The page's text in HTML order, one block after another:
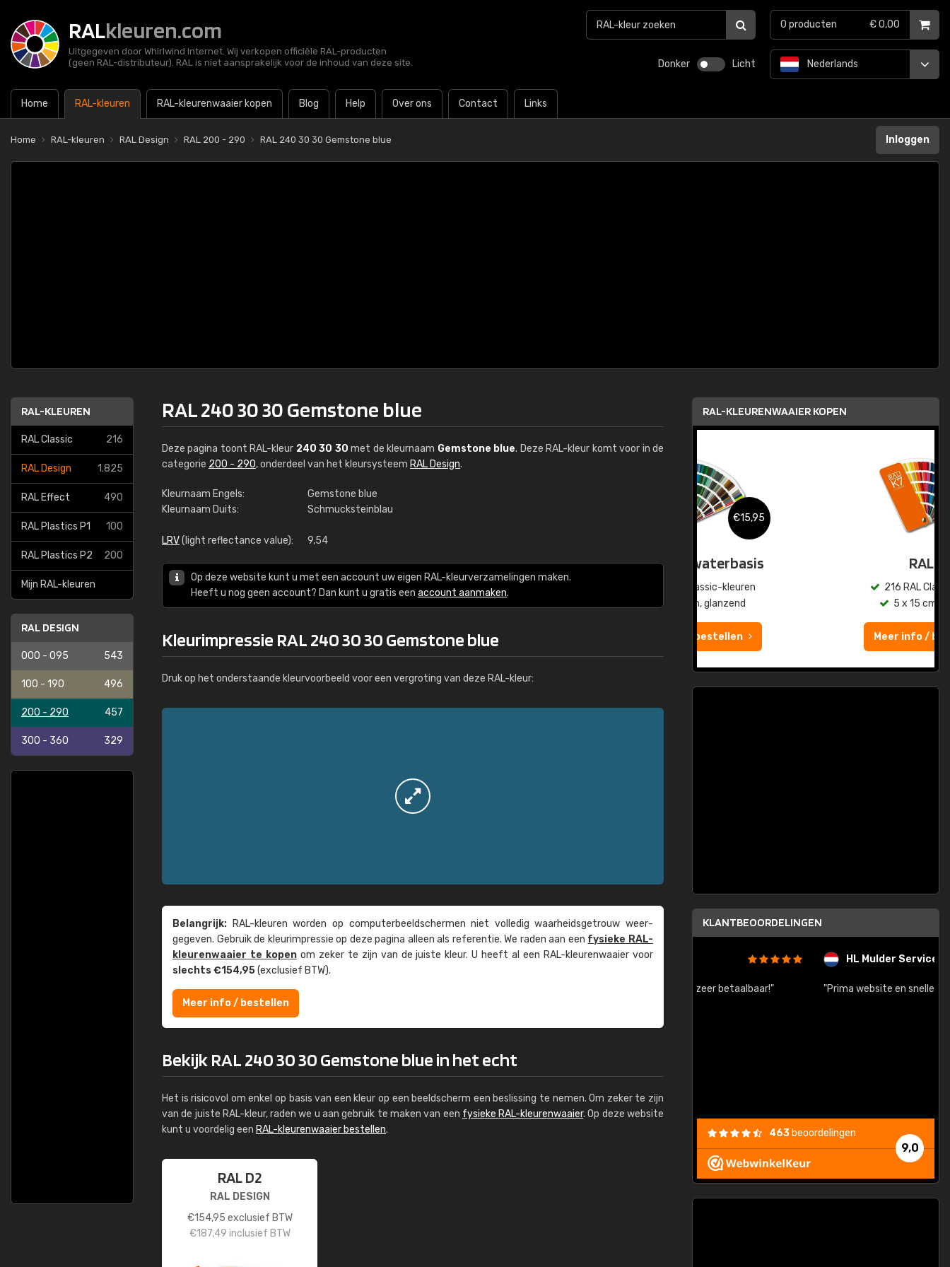
RALkleuren.com
Uitgegeven door Whirlwind Internet. Wij verkopen officiële RAL-producten
(geen RAL-distributeur). RAL is niet aansprakelijk voor de inhoud van deze site.
Donker Licht
Home RAL-kleuren RAL-kleurenwaaier kopen Blog Help Over ons Contact Links
Nederlands
0 producten € 0,00
Home RAL-kleuren RAL Design RAL 200 - 290 RAL 240 30 30 Gemstone blue Inloggen
RAL-KLEUREN
RAL Classic 216
RAL Design 1.825
RAL Effect 490
RAL Plastics P1 100
RAL Plastics P2 200
Mijn RAL-kleuren
RAL DESIGN
000 - 095 543
100 - 190 496
200 - 290 457
300 - 360 329
RAL 240 30 30 Gemstone blue
Deze pagina toont RAL-kleur 240 30 30 met de kleurnaam Gemstone blue. Deze RAL-kleur komt voor in de
categorie 200 - 290, onderdeel van het kleursysteem RAL Design.
Kleurnaam Engels:
Gemstone blue
Kleurnaam Duits:
Schmucksteinblau
LRV(light reflectance value): 9,54
Op deze website kunt u met een account uw eigen RAL-kleurverzamelingen maken.
Heeft u nog geen account? Dan kunt u gratis een account aanmaken.
Kleurimpressie RAL 240 30 30 Gemstone blue
Druk op het onderstaande kleurvoorbeeld voor een vergroting van deze RAL-kleur:
Belangrijk: RAL-kleuren worden op computer­beeld­schermen niet volledig waarheids­­getrouw weer­
gegeven. Gebruik de kleur­impressie op deze pagina alleen als referentie. We raden aan een fysieke RAL-
kleuren­waaier te kopenom zeker te zijn van de juiste kleur. U heeft al een RAL-kleuren­waaier voor
slechts €154,95(exclusief BTW).
Meer info / bestellen
Bekijk RAL 240 30 30 Gemstone blue in het echt
Het is risicovol om enkel op basis van een kleur op een beeldscherm een beslissing te nemen. Om zeker te zijn
van de juiste RAL-kleur, raden we u aan gebruik te maken van een fysieke RAL-kleurenwaaier. Op deze website
kunt u voordelig een RAL-kleurenwaaier bestellen.
RAL D2
RAL DESIGN
€154,95 exclusief BTW
€187,49 inclusief BTW
RAL-KLEURENWAAIER KOPEN
RAL K7 op waterbasis
216 RAL Classic-kleuren
KLANTBEOORDELINGEN
Kambier BV HL Mulder Services
"Prima website en snelle levering na bestelling"
9,0
463 beoordelingen